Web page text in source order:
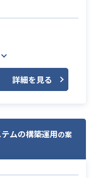
視の強化や、デプ
の見直し、コスト
施する必要があり
利用環境を安定的
、変更容易性が高
うるしなやかなイ
のインフラの設計
に対して Terrafor
やモジュール化
ンの CI/CD デプロ
SG/IAM/Cloud
Code
知識及び構築経験
設計～構築、テス
ンスキル
等に関して関係者
解決への道筋を提
構築業務の要件定
きます。
対策強化の一環と
使用したアクセス
かわるアクセス認
などを効率的に行
要件の整理を実施
詳細を見る
ムの構築運用の案